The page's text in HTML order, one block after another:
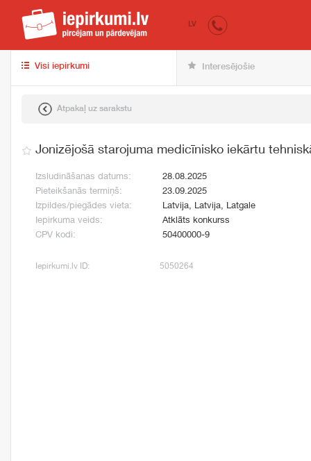
iepirkumi.lv
LV
Visi iepirkumi Interesējošie
Atpakaļ uz sarakstu
Jonizējošā starojuma medicīnisko iekārtu
Izsludināšanas datums:
28.08.2025
Pieteikšanās termiņš:
23.09.2025
Izpildes/piegādes vieta:
Latvija, Latvija, Latgale
Iepirkuma veids:
Atklāts konkurss
CPV kodi:
50400000-9
Iepirkumi.lv ID: 5050264